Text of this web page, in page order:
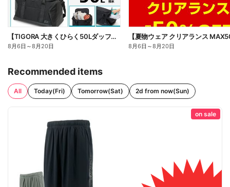
【TIGORA 大きくひらく50Lダッフルバッグ】
8月6日 ～8月20日 8月6日 ～8月20日
Recommended items
All Today(Fri) Tomorrow(Sat) 2d from now(Sun)
on sale